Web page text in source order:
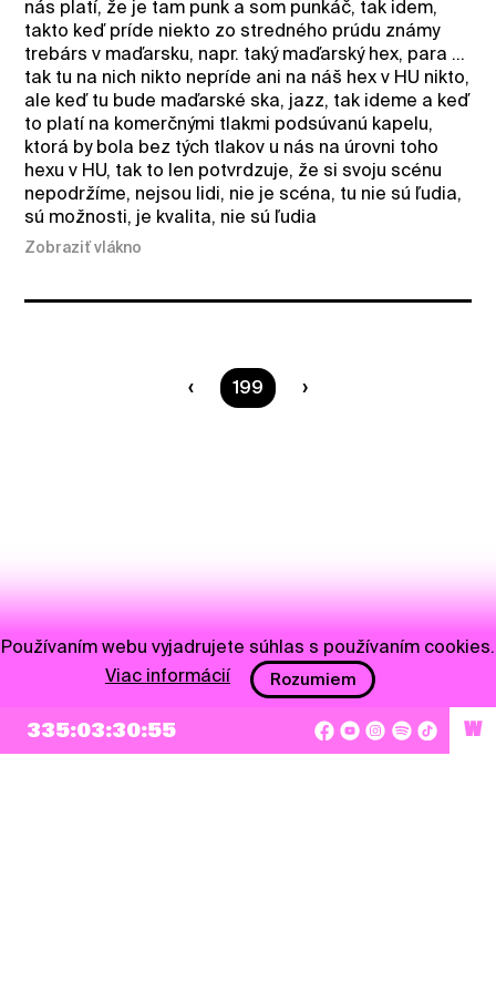
nás platí, že je tam punk a som punkáč, tak idem,
takto keď príde niekto zo stredného prúdu známy
trebárs v maďarsku, napr. taký maďarský hex, para ...
tak tu na nich nikto nepríde ani na náš hex v HU nikto,
ale keď tu bude maďarské ska, jazz, tak ideme a keď
to platí na komerčnými tlakmi podsúvanú kapelu,
ktorá by bola bez tých tlakov u nás na úrovni toho
hexu v HU, tak to len potvrdzuje, že si svoju scénu
nepodržíme, nejsou lidi, nie je scéna, tu nie sú ľudia,
sú možnosti, je kvalita, nie sú ľudia
Zobraziť vlákno
Ste na strane
199
335:03:30:54 W
Používaním webu vyjadrujete súhlas s používaním cookies.
Viac informácií
Rozumiem